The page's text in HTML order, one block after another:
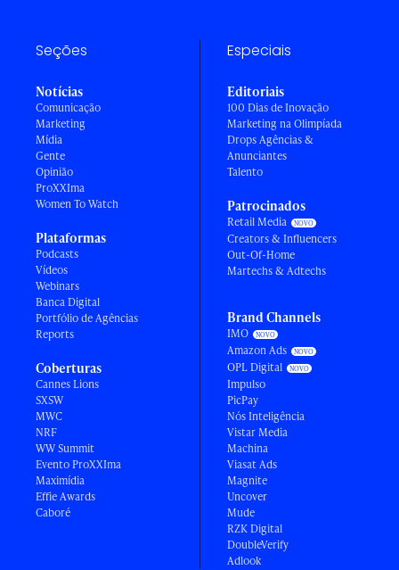
Seções
Notícias
Comunicação
Marketing
Mídia
Gente
Opinião
ProXXIma
Women To Watch
Plataformas
Podcasts
Vídeos
Webinars
Banca Digital
Portfólio de Agências
Reports
Coberturas
Cannes Lions
SXSW
MWC
NRF
WW Summit
Evento ProXXIma
Maximídia
Effie Awards
Caboré
Especiais
Editoriais
100 Dias de Inovação
Marketing na Olimpíada
Drops Agências &
Anunciantes
Talento
Patrocinados
Retail Media
Creators & Influencers
Out-Of-Home
Martechs & Adtechs
Brand Channels
IMO
Amazon Ads
OPL Digital
Impulso
PicPay
Nós Inteligência
Vistar Media
Machina
Viasat Ads
Magnite
Uncover
Mude
RZK Digital
DoubleVerify
Adlook